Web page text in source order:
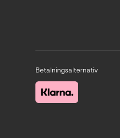
Betalningsalternativ